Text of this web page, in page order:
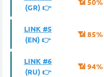
(GR) 👉
📶 50%
LINK #5
(ΕΝ) 👉
📶 85%
LINK #6
(RU) 👉
📶 94%